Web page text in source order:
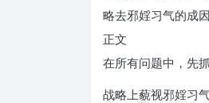
略去邪婬习气的成
正文
在所有问题中，先
战略上藐视邪婬习